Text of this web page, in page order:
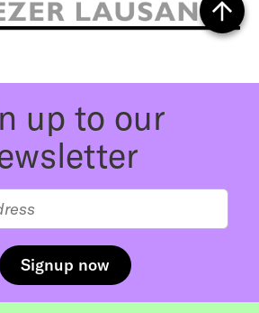
to top
up to our